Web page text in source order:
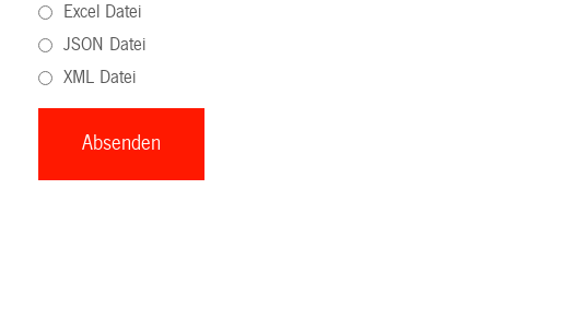
Excel Datei
JSON Datei
XML Datei